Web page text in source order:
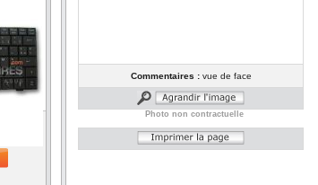
Commentaires :vue de face
Photo non contractuelle